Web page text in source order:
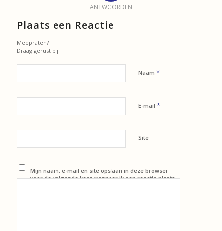
ANTWOORDEN
Plaats een Reactie
Meepraten?
Draag gerust bij!
Naam *
E-mail *
Site
Mijn naam, e-mail en site opslaan in deze browser
voor de volgende keer wanneer ik een reactie plaats.